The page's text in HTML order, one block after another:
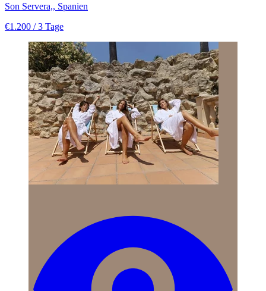
Son Servera,, Spanien
€1.200 / 3 Tage